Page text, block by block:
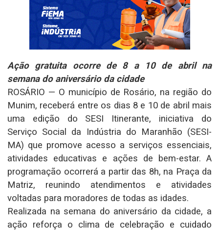
Ação gratuita ocorre de 8 a 10 de abril na
semana do aniversário da cidade
ROSÁRIO — O município de Rosário, na região do
Munim, receberá entre os dias 8 e 10 de abril mais
uma edição do SESI Itinerante, iniciativa do
Serviço Social da Indústria do Maranhão (SESI-
MA) que promove acesso a serviços essenciais,
atividades educativas e ações de bem-estar. A
programação ocorrerá a partir das 8h, na Praça da
Matriz, reunindo atendimentos e atividades
voltadas para moradores de todas as idades.
Realizada na semana do aniversário da cidade, a
ação reforça o clima de celebração e cuidado